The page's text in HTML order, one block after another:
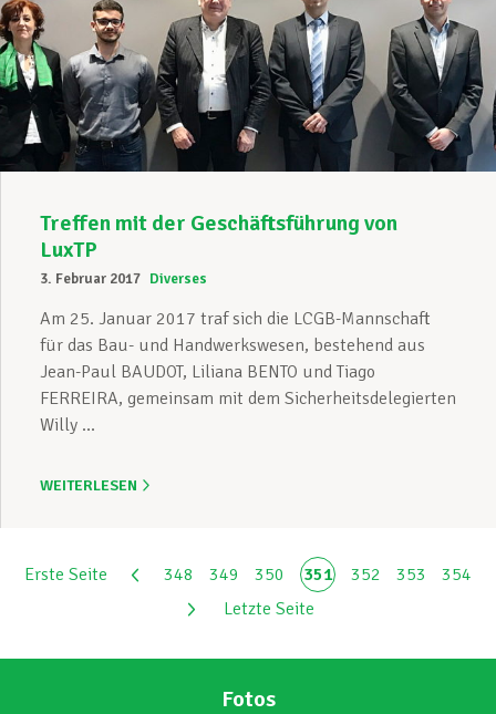
Treffen mit der Geschäftsführung von
LuxTP
3. Februar 2017 Diverses
Am 25. Januar 2017 traf sich die LCGB-Mannschaft
für das Bau- und Handwerkswesen, bestehend aus
Jean-Paul BAUDOT, Liliana BENTO und Tiago
FERREIRA, gemeinsam mit dem Sicherheitsdelegierten
Willy ...
WEITERLESEN
Erste Seite 348 349 350 351 352 353
354
Letzte Seite
Fotos